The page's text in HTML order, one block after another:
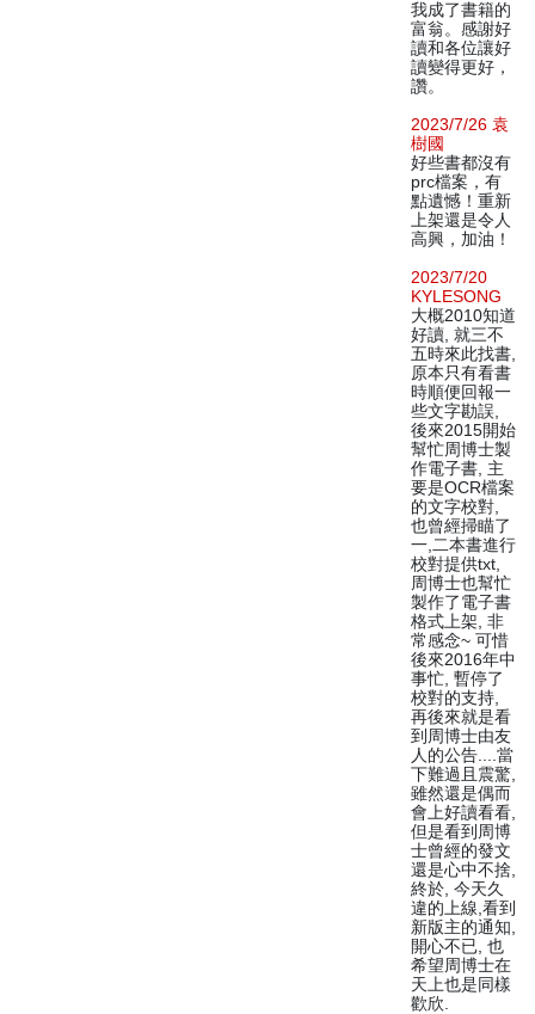
我成了書籍的
富翁。感謝好
讀和各位讓好
讀變得更好，
讚。
2023/7/26 袁
樹國
好些書都沒有
prc檔案，有
點遺憾！重新
上架還是令人
高興，加油！
2023/7/20
KYLESONG
大概2010知道
好讀, 就三不
五時來此找書,
原本只有看書
時順便回報一
些文字勘誤,
後來2015開始
幫忙周博士製
作電子書, 主
要是OCR檔案
的文字校對,
也曾經掃瞄了
一,二本書進行
校對提供txt,
周博士也幫忙
製作了電子書
格式上架, 非
常感念~ 可惜
後來2016年中
事忙, 暫停了
校對的支持,
再後來就是看
到周博士由友
人的公告....當
下難過且震驚,
雖然還是偶而
會上好讀看看,
但是看到周博
士曾經的發文
還是心中不捨,
終於, 今天久
違的上線,看到
新版主的通知,
開心不已, 也
希望周博士在
天上也是同樣
歡欣.